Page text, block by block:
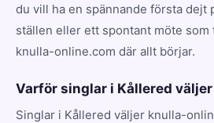
du vill ha en spännande första dejt
ställen eller ett spontant möte som
knulla-online.com där allt börjar.
Varför singlar i Kållered
Singlar i Kållered väljer knulla-